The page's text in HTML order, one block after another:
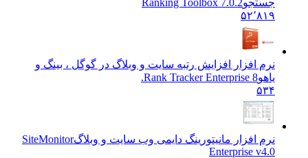
جستجوRanking Toolbox 7.0.2
۵۲٬۸۱۹
نرم افزار افزایش رتبه سایت و وبلاگ در گوگل ، بینگ و
Rank Tracker Enterprise 8.
نرم افزار مانیتورینگ دایمی وب سایت و وبلاگ SiteMonitor
Enterprise v4.0